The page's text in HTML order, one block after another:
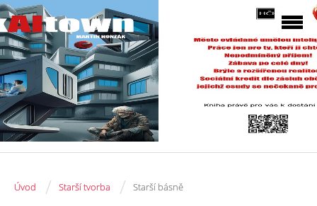
Úvod / Starší tvorba / Starší básně